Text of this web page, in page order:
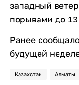
западный
порывами до
Ранее
будущей
Казахстан Алматы